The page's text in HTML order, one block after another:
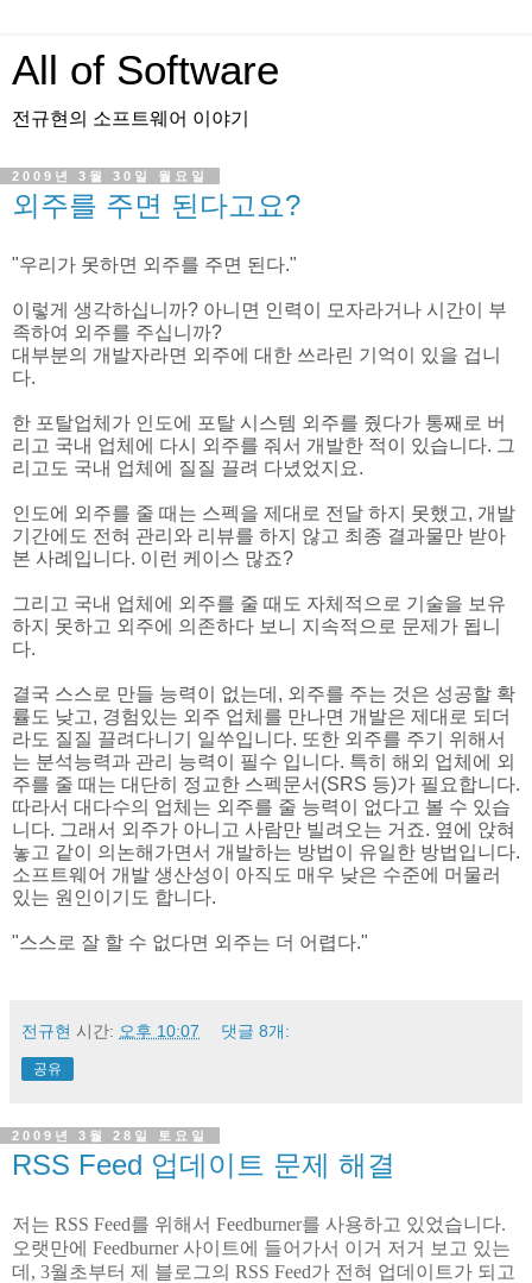
All of Software
전규현의 소프트웨어 이야기
2009년 3월 30일 월요일
외주를 주면 된다고요?
"우리가 못하면 외주를 주면 된다."
이렇게 생각하십니까? 아니면 인력이 모자라거나 시간이 부
족하여 외주를 주십니까?
대부분의 개발자라면 외주에 대한 쓰라린 기억이 있을 겁니
다.
한 포탈업체가 인도에 포탈 시스템 외주를 줬다가 통째로 버
리고 국내 업체에 다시 외주를 줘서 개발한 적이 있습니다. 그
리고도 국내 업체에 질질 끌려 다녔었지요.
인도에 외주를 줄 때는 스펙을 제대로 전달 하지 못했고, 개발
기간에도 전혀 관리와 리뷰를 하지 않고 최종 결과물만 받아
본 사례입니다. 이런 케이스 많죠?
그리고 국내 업체에 외주를 줄 때도 자체적으로 기술을 보유
하지 못하고 외주에 의존하다 보니 지속적으로 문제가 됩니
다.
결국 스스로 만들 능력이 없는데, 외주를 주는 것은 성공할 확
률도 낮고, 경험있는 외주 업체를 만나면 개발은 제대로 되더
라도 질질 끌려다니기 일쑤입니다. 또한 외주를 주기 위해서
는 분석능력과 관리 능력이 필수 입니다. 특히 해외 업체에 외
주를 줄 때는 대단히 정교한 스펙문서(SRS 등)가 필요합니다.
따라서 대다수의 업체는 외주를 줄 능력이 없다고 볼 수 있습
니다. 그래서 외주가 아니고 사람만 빌려오는 거죠. 옆에 앉혀
놓고 같이 의논해가면서 개발하는 방법이 유일한 방법입니다.
소프트웨어 개발 생산성이 아직도 매우 낮은 수준에 머물러
있는 원인이기도 합니다.
"스스로 잘 할 수 없다면 외주는 더 어렵다."
전규현 시간: 오후 10:07 댓글 8개:
공유
2009년 3월 28일 토요일
RSS Feed 업데이트 문제 해결
저는 RSS Feed를 위해서 Feedburner를 사용하고 있었습니다.
오랫만에 Feedburner 사이트에 들어가서 이거 저거 보고 있는
데, 3월초부터 제 블로그의 RSS Feed가 전혀 업데이트가 되고